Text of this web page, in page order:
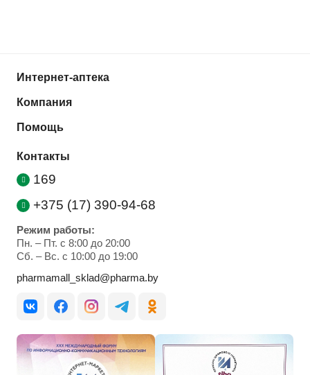
Интернет-аптека
Компания
Помощь
Контакты
169
+375 (17) 390-94-68
Режим работы:
Пн. – Пт. с 8:00 до 20:00
Cб. – Вс. с 10:00 до 19:00
pharmamall_sklad@pharma.by